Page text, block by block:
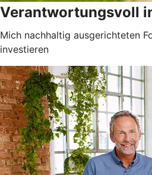
Verantwortungsvoll
Mich nachhaltig ausgerichteten
investieren